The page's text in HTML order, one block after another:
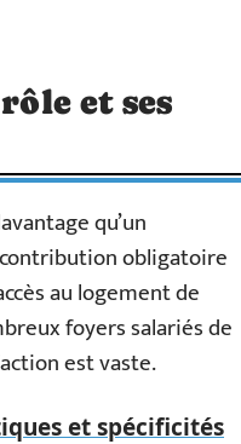
et ses
qu’un
obligatoire
au logement de
foyers salariés de
est vaste.
et spécificités